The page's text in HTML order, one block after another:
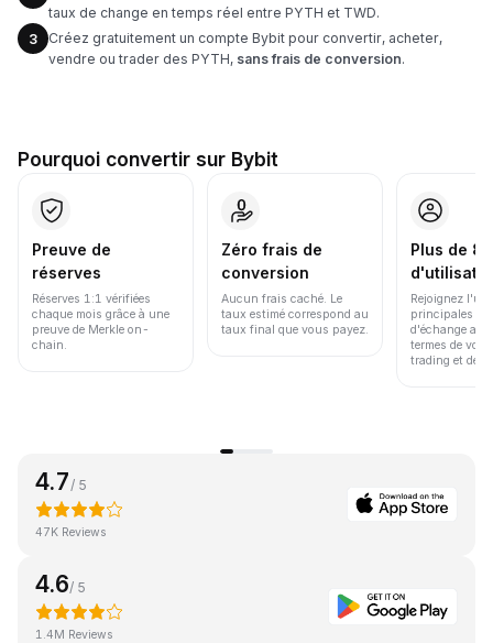
taux de change en temps réel entre PYTH et TWD.
3
Créez gratuitement un compte Bybit pour convertir, acheter,
vendre ou trader des PYTH, sans frais de conversion.
Pourquoi convertir sur Bybit
Preuve de
réserves
Réserves 1:1 vérifiées
chaque mois grâce à une
preuve de Merkle on-
chain.
Zéro frais de
conversion
Aucun frais caché. Le
taux estimé correspond au
taux final que vous payez.
Plus de
Rejoignez
principales
d'échange au
termes de
trading et de
4.7 / 5
47K Reviews
4.6/ 5
1.4M Reviews